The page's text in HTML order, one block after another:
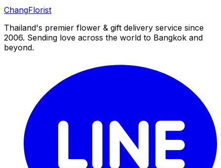
ChangFlorist
Thailand's premier flower & gift delivery service since
2006. Sending love across the world to Bangkok and
beyond.